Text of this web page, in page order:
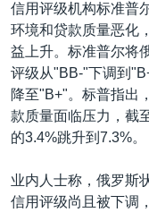
转
到
导
航
跳
转
到
索
最新国际新闻
印太
中东
欧洲
美洲
全球议题
分类新闻
经济·金融·贸易
人权·法律·宗教
科教·文娱·体健
劳工
环境
美中关系
热点专题
白宫要闻
国会报道
美中关系
美国建国250周年
VOA视频
VOA今日焦点
中文广播
信用评级机构标准普
环境和贷款质量恶化
益上升。标准普尔将
评级从"BB-"下调到
降至"B+"。标普指出
款质量面临压力，截
的3.4%跳升到7.3%。
业内人士称，俄罗斯
信用评级尚且被下调